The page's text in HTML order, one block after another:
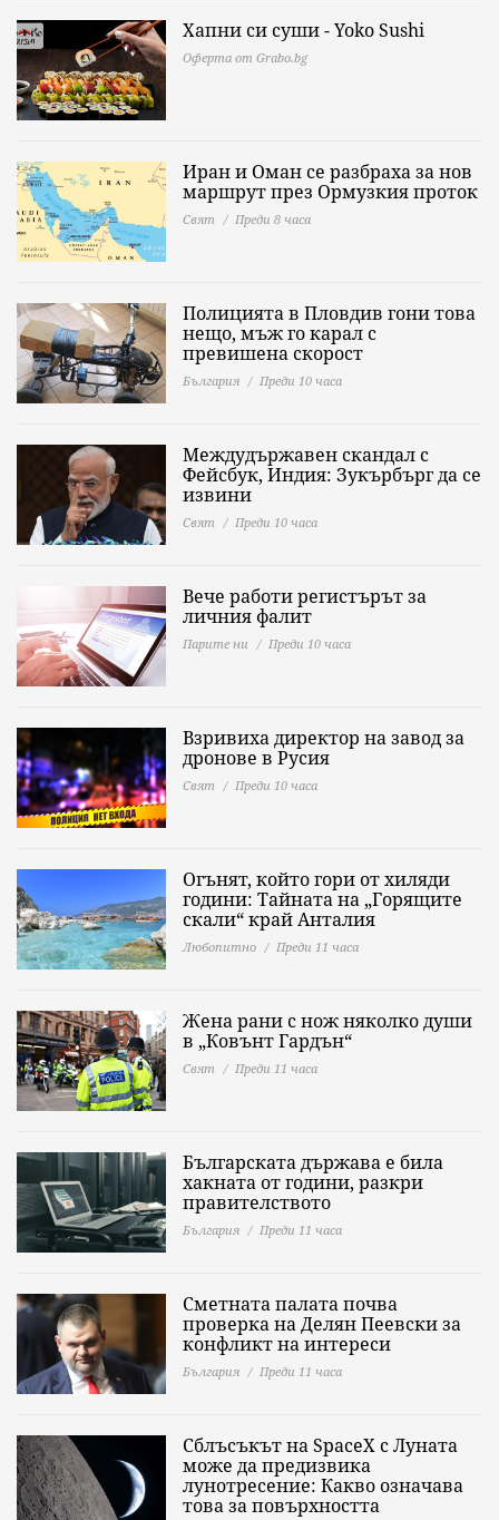
Хапни си суши - Yoko Sushi
Оферта от Grabo.bg
Иран и Оман се разбраха за нов
маршрут през Ормузкия проток
Свят Преди 8 часа
Полицията в Пловдив гони това
нещо, мъж го карал с
превишена скорост
България Преди 10 часа
Междудържавен скандал с
Фейсбук, Индия: Зукърбърг да се
извини
Свят Преди 10 часа
Вече работи регистърът за
личния фалит
Парите ни Преди 10 часа
Взривиха директор на завод за
дронове в Русия
Свят Преди 10 часа
Огънят, който гори от хиляди
години: Тайната на „Горящите
скали“ край Анталия
Любопитно Преди 11 часа
Жена рани с нож няколко души
в „Ковънт Гардън“
Свят Преди 11 часа
Българската държава е била
хакната от години, разкри
правителството
България Преди 11 часа
Сметната палата почва
проверка на Делян Пеевски за
конфликт на интереси
България Преди 11 часа
Сблъсъкът на SpaceX с Луната
може да предизвика
лунотресение: Какво означава
това за повърхността